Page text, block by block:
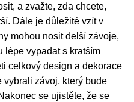
a zvažte, zda chcete,
Dále je důležité vzít v
mohou nosit delší závoje,
lépe vypadat s kratším
celkový design a dekorace
vybrali závoj, který bude
se ujistěte, že se